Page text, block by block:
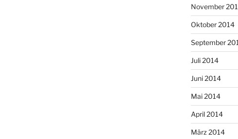
November
Oktober 2014
September
Juli 2014
Juni 2014
Mai 2014
April 2014
März 2014